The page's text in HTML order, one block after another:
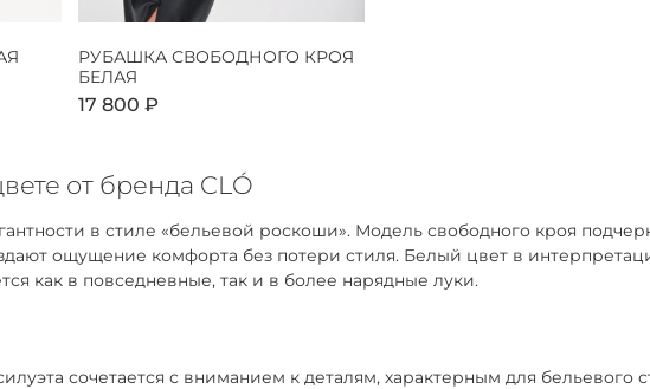
РУБАШКА СВОБОДНОГО КРОЯ
БЕЛАЯ
17 800 ₽
от бренда CLÓ
в стиле «бельевой роскоши». Модель свободного кроя
ощущение комфорта без потери стиля. Белый цвет в
как в повседневные, так и в более нарядные луки.
сочетается с вниманием к деталям, характерным для бельевого